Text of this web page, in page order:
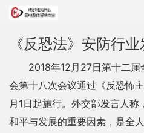
《反恐法》安防行
2018年12月27日第十二
会第十八次会议通过《反恐怖
月1日起施行。外交部发言人
和平与发展的重要因素，是全